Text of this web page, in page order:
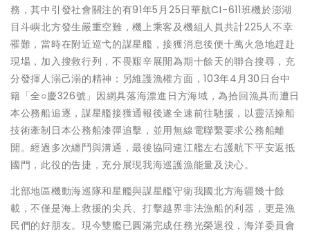
務，其中引發社會關注的有91年5月25日華航CI-611班機於澎湖
目斗嶼北方發生嚴重空難，機上乘客及機組人員共計225人不幸
罹難，當時在附近巡弋的謀星艦，接獲消息後便十萬火急地趕赴
現場，加入搜救行列，不畏艱辛展開為期十餘天的聯合搜尋，充
分發揮人溺己溺的精神；另維護漁權方面，103年4月30日台中
籍「全○慶326號」因網具落海漂進日方海域，為拾回漁具而遭日
本公務船追逐，謀星艦接獲通報後遂全速前往馳援，以靈活操船
技術牽制日本公務船漆彈追擊，並用無線電聯繫要求公務船離
開。經過多次纏鬥與溝通，最後協同連江艦左右護航下平安返抵
國門，此役的告捷，充分展現我海巡護漁能量及決心。
北部地區機動海巡隊和星艦與謀星艦守衛我國北方海疆幾十餘
載，不僅是海上救援的尖兵、打擊越界非法漁船的利器，更是漁
民們的好朋友。現今雙艦已圓滿完成任務光榮退役，海洋委員會